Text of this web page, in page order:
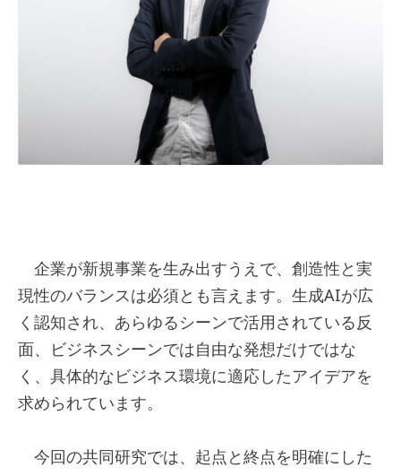
企業が新規事業を生み出すうえで、創造性と実
現性のバランスは必須とも言えます。生成AIが広
く認知され、あらゆるシーンで活用されている反
面、ビジネスシーンでは自由な発想だけではな
く、具体的なビジネス環境に適応したアイデアを
求められています。
今回の共同研究では、起点と終点を明確にした